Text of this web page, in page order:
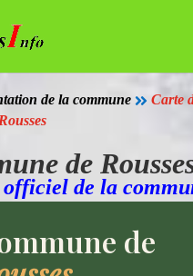
de la commune  Carte
de
de la